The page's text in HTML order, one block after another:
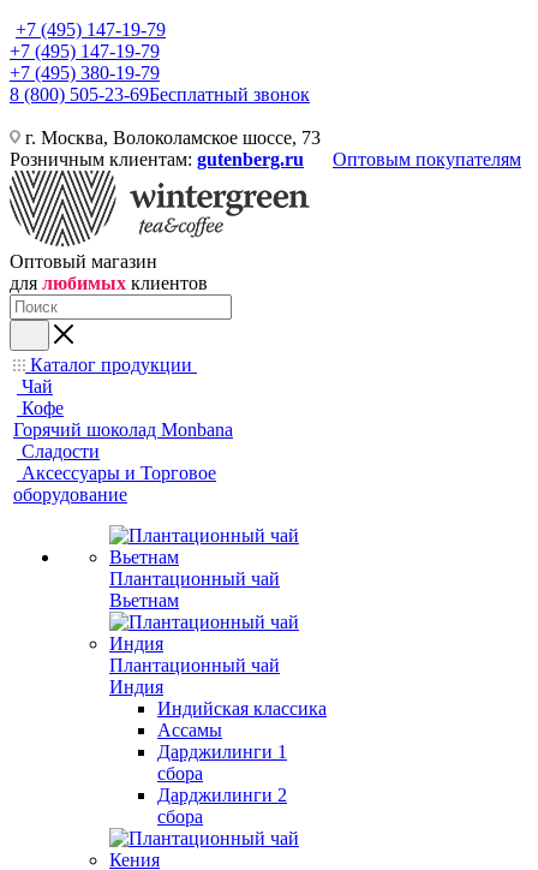
+7 (495) 147-19-79
+7 (495) 147-19-79
+7 (495) 380-19-79
8 (800) 505-23-69Бесплатный звонок
г. Москва, Волоколамское шоссе, 73
Розничным клиентам: gutenberg.ru Оптовым покупателям
Оптовый магазин
для любимых клиентов
Каталог продукции
Чай
Кофе
Горячий шоколад Monbana
Сладости
Аксессуары и Торговое
оборудование
Плантационный чай
Вьетнам
Плантационный чай
Индия
Индийская классика
Ассамы
Дарджилинги 1
сбора
Дарджилинги 2
сбора